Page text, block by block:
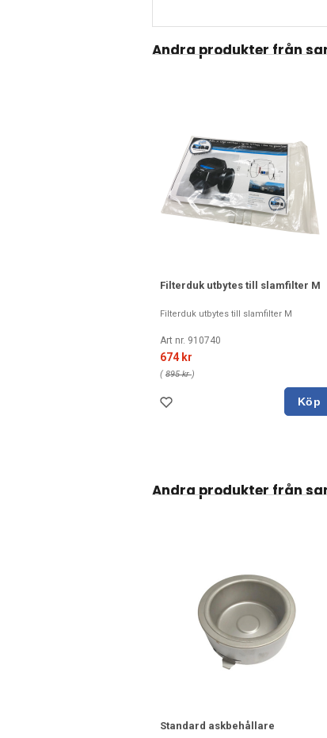
Andra produkter från
Filterduk utbytes till slamfilter M
Filterduk utbytes till slamfilter M
Art nr. 910740
674 kr
( 895 kr)
Köp
Andra produkter från
Standard askbehållare